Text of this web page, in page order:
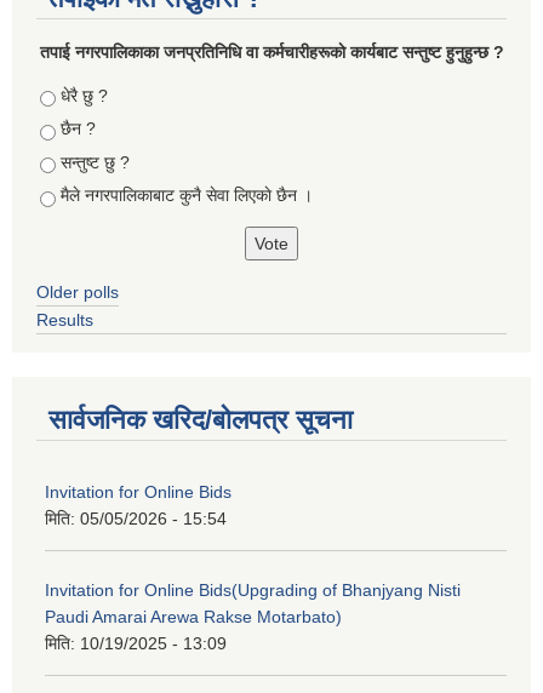
तपा‌ई नगरपालिकाका जनप्रतिनिधि वा कर्मचारीहरूकाे कार्यबाट सन्तुष्ट हुनुहुन्छ ?
Choices
धेरै छु ?
छैन ?
सन्तुष्ट छु ?
मैले नगरपालिकाबाट कुनै सेवा लिएकाे छैन ।
Older polls
Results
सार्वजनिक खरिद/बोलपत्र सूचना
Invitation for Online Bids
मिति: 05/05/2026 - 15:54
Invitation for Online Bids(Upgrading of Bhanjyang Nisti
Paudi Amarai Arewa Rakse Motarbato)
मिति: 10/19/2025 - 13:09